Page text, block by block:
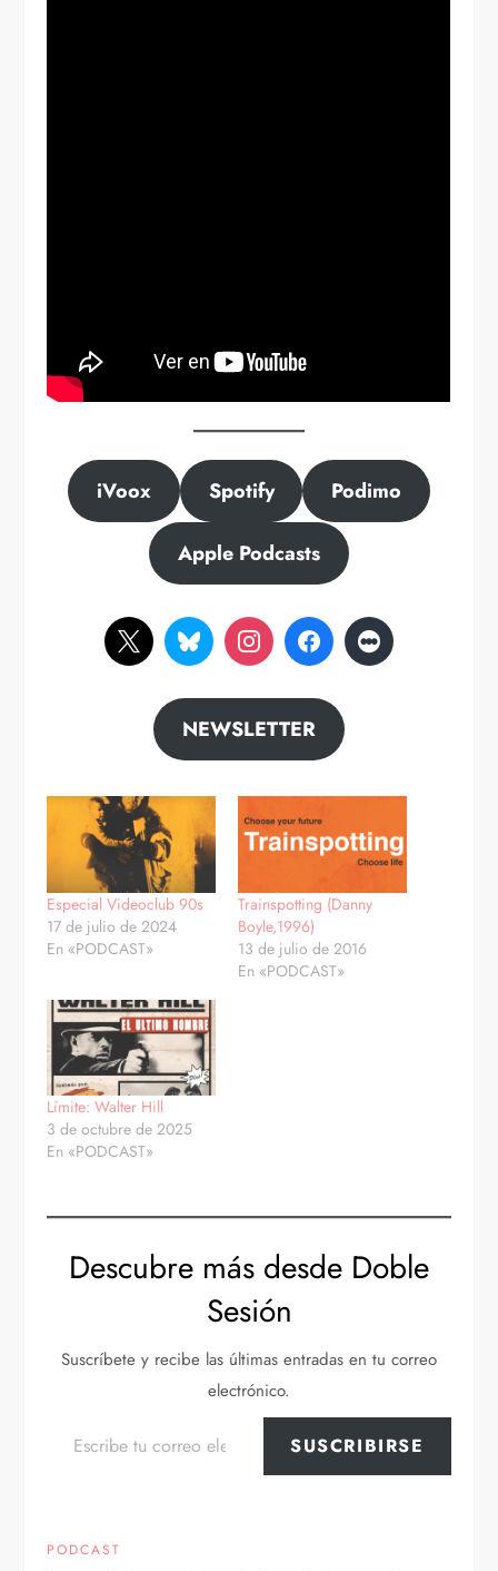
iVoox Spotify Podimo
Apple Podcasts
NEWSLETTER
Especial Videoclub 90s
17 de julio de 2024
En «PODCAST»
Trainspotting (Danny
Boyle,1996)
13 de julio de 2016
En «PODCAST»
Límite: Walter Hill
3 de octubre de 2025
En «PODCAST»
Descubre más desde Doble
Sesión
Suscríbete y recibe las últimas entradas en tu correo
electrónico.
SUSCRIBIRSE
PODCAST